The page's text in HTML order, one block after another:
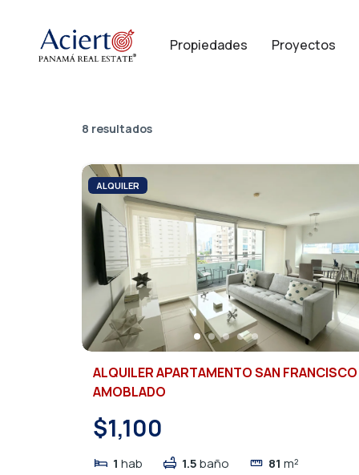
Propiedades Proyectos
8 resultados
ALQUILER
ALQUILER APARTAMENTO SAN FRANCISCO
AMOBLADO
$1,100
1 hab 1.5 baño 81 m²